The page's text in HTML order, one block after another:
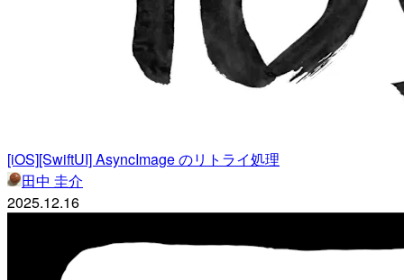
[iOS][SwiftUI] AsyncImage のリトライ処理
田中 圭介
2025.12.16